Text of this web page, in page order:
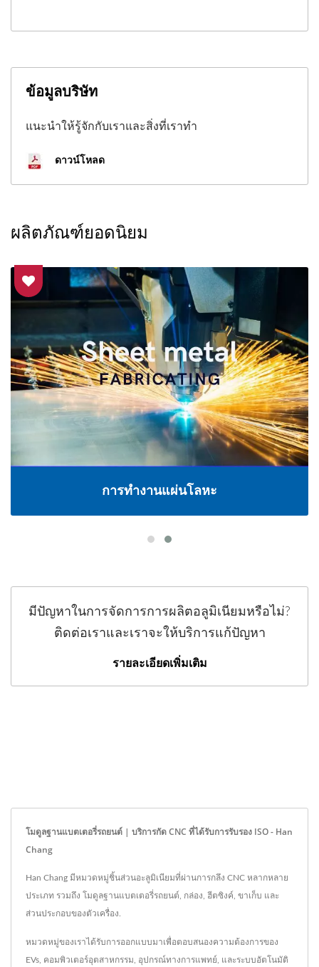
ข้อมูลบริษัท
แนะนำให้รู้จักกับเราและสิ่งที่เราทำ
ดาวน์โหลด
ผลิตภัณฑ์ยอดนิยม
การทำงานแผ่นโลหะ
มีปัญหาในการจัดการการผลิตอลูมิเนียมหรือไม่?
ติดต่อเราและเราจะให้บริการแก้ปัญหา
รายละเอียดเพิ่มเติม
โมดูลฐานแบตเตอรี่รถยนต์ | บริการกัด CNC ที่ได้รับการรับรอง ISO - Han
Chang
Han Chang มีหมวดหมู่ชิ้นส่วนอะลูมิเนียมที่ผ่านการกลึง CNC หลากหลาย
ประเภท รวมถึง โมดูลฐานแบตเตอรี่รถยนต์, กล่อง, ฮีตซิงค์, ขาเก็บ และ
ส่วนประกอบของตัวเครื่อง.
หมวดหมู่ของเราได้รับการออกแบบมาเพื่อตอบสนองความต้องการของ
EVs, คอมพิวเตอร์อุตสาหกรรม, อุปกรณ์ทางการแพทย์, และระบบอัตโนมัติ